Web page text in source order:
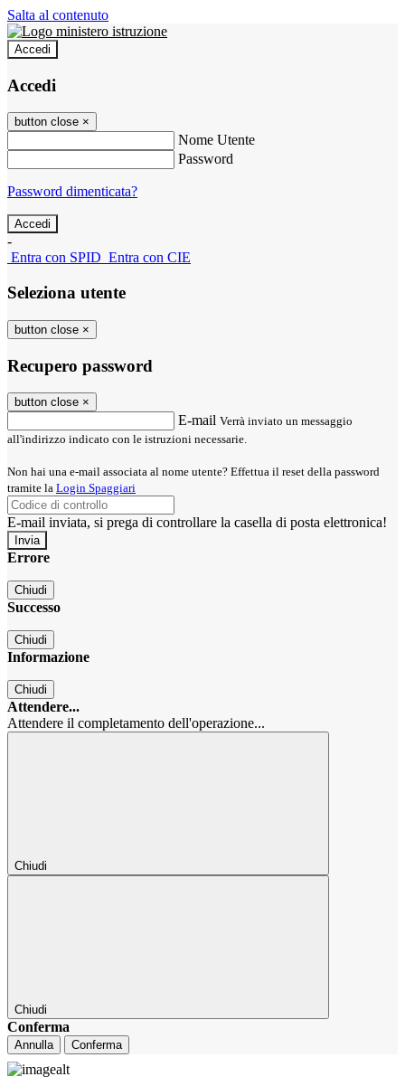
Salta al contenuto
Accedi
Accedi
button close ×
Nome Utente
Password
Password dimenticata?
-
Entra con SPID Entra con CIE
Seleziona utente
button close ×
Recupero password
button close ×
E-mail Verrà inviato un messaggio
all'indirizzo indicato con le istruzioni necessarie.
Non hai una e-mail associata al nome utente? Effettua il reset della password
tramite la Login Spaggiari
E-mail inviata, si prega di controllare la casella di posta elettronica!
Errore
Chiudi
Successo
Chiudi
Informazione
Chiudi
Attendere...
Attendere il completamento dell'operazione...
Chiudi
Chiudi
Conferma
Annulla Conferma